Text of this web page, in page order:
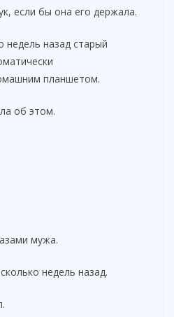
если бы она его держала.
недель назад старый
планшетом.
об этом.
мужа.
недель назад.